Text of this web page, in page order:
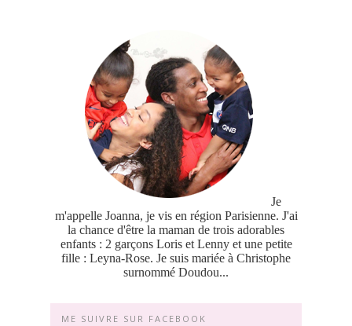
Je
m'appelle Joanna, je vis en région Parisienne. J'ai
la chance d'être la maman de trois adorables
enfants : 2 garçons Loris et Lenny et une petite
fille : Leyna-Rose. Je suis mariée à Christophe
surnommé Doudou...
ME SUIVRE SUR FACEBOOK